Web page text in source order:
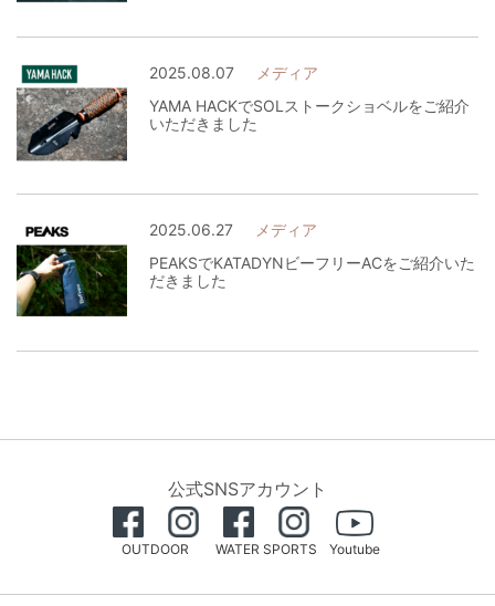
2025.08.07
メディア
YAMA HACKでSOLストークショベルをご紹介
いただきました
2025.06.27
メディア
PEAKSでKATADYNビーフリーACをご紹介いた
だきました
公式SNSアカウント
OUTDOOR WATER SPORTS Youtube